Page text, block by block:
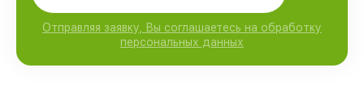
Отправляя заявку, Вы соглашаетесь на обработку
персональных данных